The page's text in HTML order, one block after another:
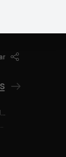
Octane100: Premium Roguelike